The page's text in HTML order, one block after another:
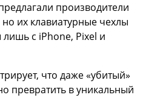
производители
их клавиатурные чехлы
с iPhone, Pixel и
что даже «убитый»
превратить в уникальный